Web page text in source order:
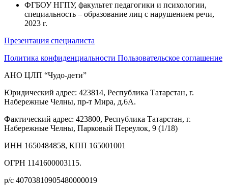
ФГБОУ НГПУ, факультет педагогики и психологии,
специальность – образование лиц с нарушением речи,
2023 г.
Презентация специалиста
Политика конфиденциальности Пользовательское соглашение
АНО ЦЛП “Чудо-дети”
Юридический адрес: 423814, Республика Татарстан, г.
Набережные Челны, пр-т Мира, д.6А.
Фактический адрес: 423800, Республика Татарстан, г.
Набережные Челны, Парковый Переулок, 9 (1/18)
ИНН 1650484858, КПП 165001001
ОГРН 1141600003115.
р/с 40703810905480000019